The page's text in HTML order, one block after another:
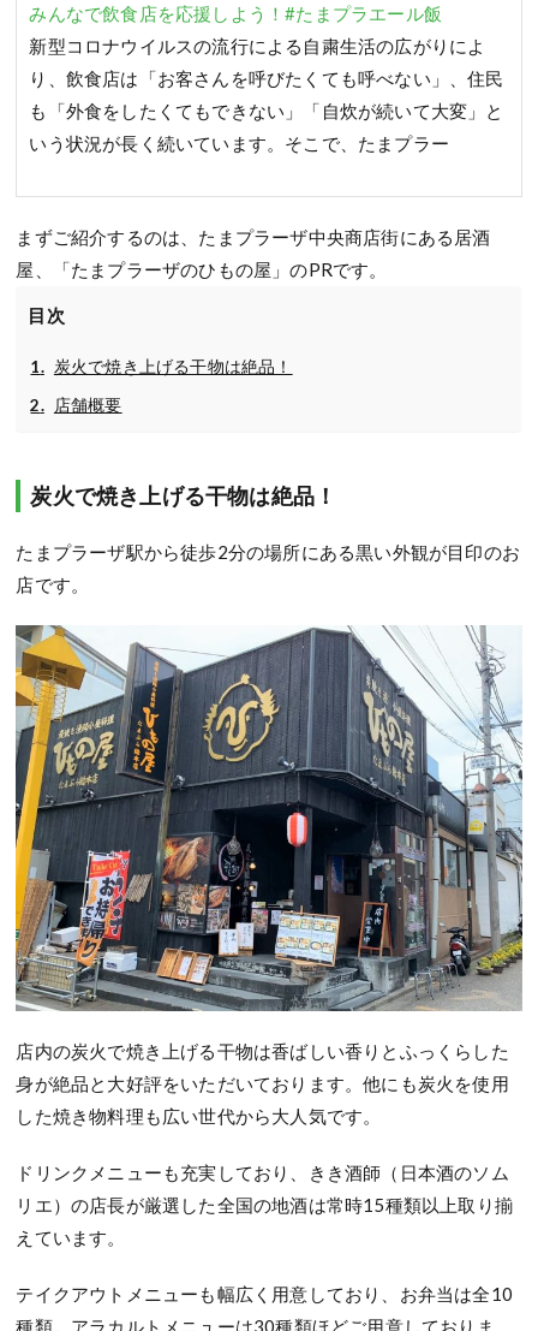
みんなで飲食店を応援しよう！#たまプラエール飯
新型コロナウイルスの流行による自粛生活の広がりによ
り、飲食店は「お客さんを呼びたくても呼べない」、住民
も「外食をしたくてもできない」「自炊が続いて大変」と
いう状況が長く続いています。そこで、たまプラー
まずご紹介するのは、たまプラーザ中央商店街にある居酒
屋、「たまプラーザのひもの屋」のPRです。
目次
炭火で焼き上げる干物は絶品！
店舗概要
炭火で焼き上げる干物は絶品！
たまプラーザ駅から徒歩2分の場所にある黒い外観が目印のお
店です。
店内の炭火で焼き上げる干物は香ばしい香りとふっくらした
身が絶品と大好評をいただいております。他にも炭火を使用
した焼き物料理も広い世代から大人気です。
ドリンクメニューも充実しており、きき酒師（日本酒のソム
リエ）の店長が厳選した全国の地酒は常時15種類以上取り揃
えています。
テイクアウトメニューも幅広く用意しており、お弁当は全10
種類。アラカルトメニューは30種類ほどご用意しておりま